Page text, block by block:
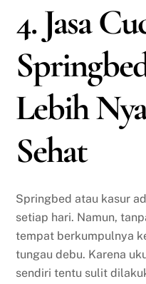
4. Jasa
Lebih
Sehat
Springbed atau kasur
setiap hari. Namun,
tempat berkumpulnya
tungau debu. Karena
sendiri tentu sulit